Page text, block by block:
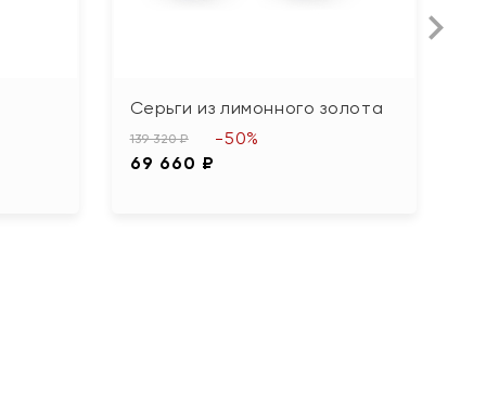
Серьги из лимонного золота
139 320 ₽
69 660 ₽
-50%